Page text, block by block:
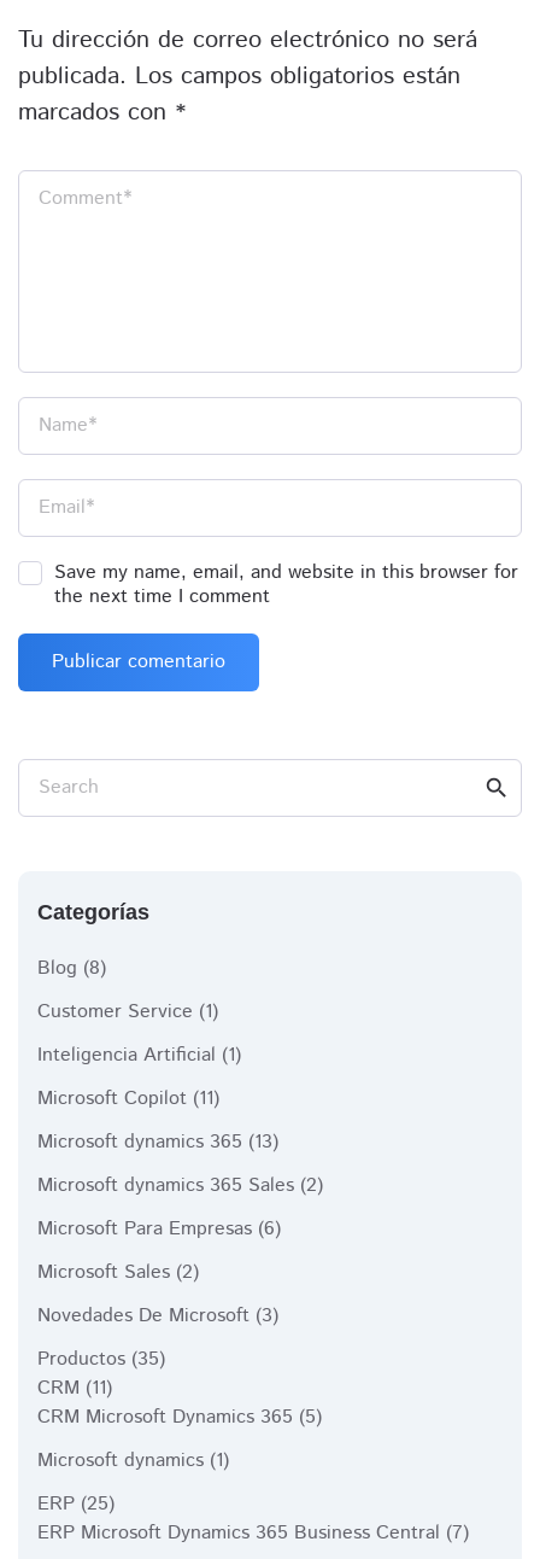
Tu dirección de correo electrónico no será
publicada. Los campos obligatorios están
marcados con *
Comment*
Name*
Email*
Save my name, email, and website in this browser for
the next time I comment
Search search
Categorías
Blog (8)
Customer Service (1)
Inteligencia Artificial (1)
Microsoft Copilot (11)
Microsoft dynamics 365 (13)
Microsoft dynamics 365 Sales (2)
Microsoft Para Empresas (6)
Microsoft Sales (2)
Novedades De Microsoft (3)
Productos (35)
CRM (11)
CRM Microsoft Dynamics 365 (5)
Microsoft dynamics (1)
ERP (25)
ERP Microsoft Dynamics 365 Business Central (7)